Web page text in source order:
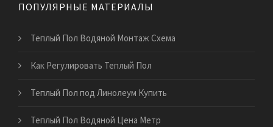
ПОПУЛЯРНЫЕ МАТЕРИАЛЫ
Теплый Пол Водяной Монтаж Схема
Как Регулировать Теплый Пол
Теплый Пол под Линолеум Купить
Теплый Пол Водяной Цена Метр